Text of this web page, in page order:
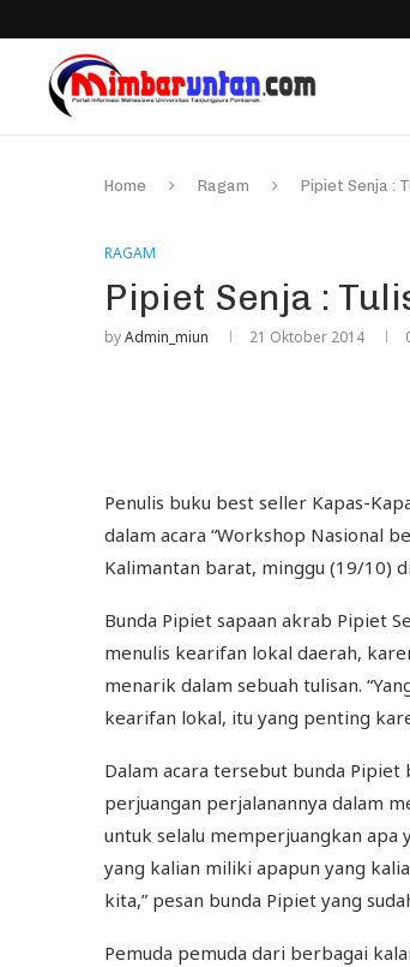
Home Ragam Pipiet Senja :
RAGAM
Pipiet Senja :
byAdmin_miun 21 Oktober 2014
Penulis buku best seller Kapas-
dalam acara “Workshop Nasional
Kalimantan barat, minggu (19/10)
Bunda Pipiet sapaan akrab Pipiet
menulis kearifan lokal daerah,
menarik dalam sebuah tulisan.
kearifan lokal, itu yang penting
Dalam acara tersebut bunda
perjuangan perjalanannya dalam
untuk selalu memperjuangkan apa
yang kalian miliki apapun yang
kita,” pesan bunda Pipiet yang
Pemuda pemuda dari berbagai